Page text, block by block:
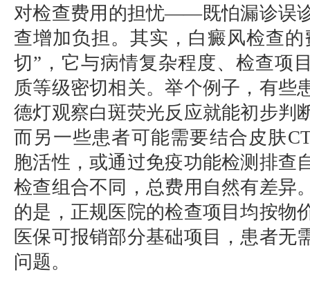
对检查费用的担忧——既怕漏诊误
查增加负担。其实，白癜风检查的
切”，它与病情复杂程度、检查项
质等级密切相关。举个例子，有些
德灯观察白斑荧光反应就能初步判
而另一些患者可能需要结合皮肤
胞活性，或通过免疫功能检测排查
检查组合不同，总费用自然有差异
的是，正规医院的检查项目均按物
医保可报销部分基础项目，患者无
问题。